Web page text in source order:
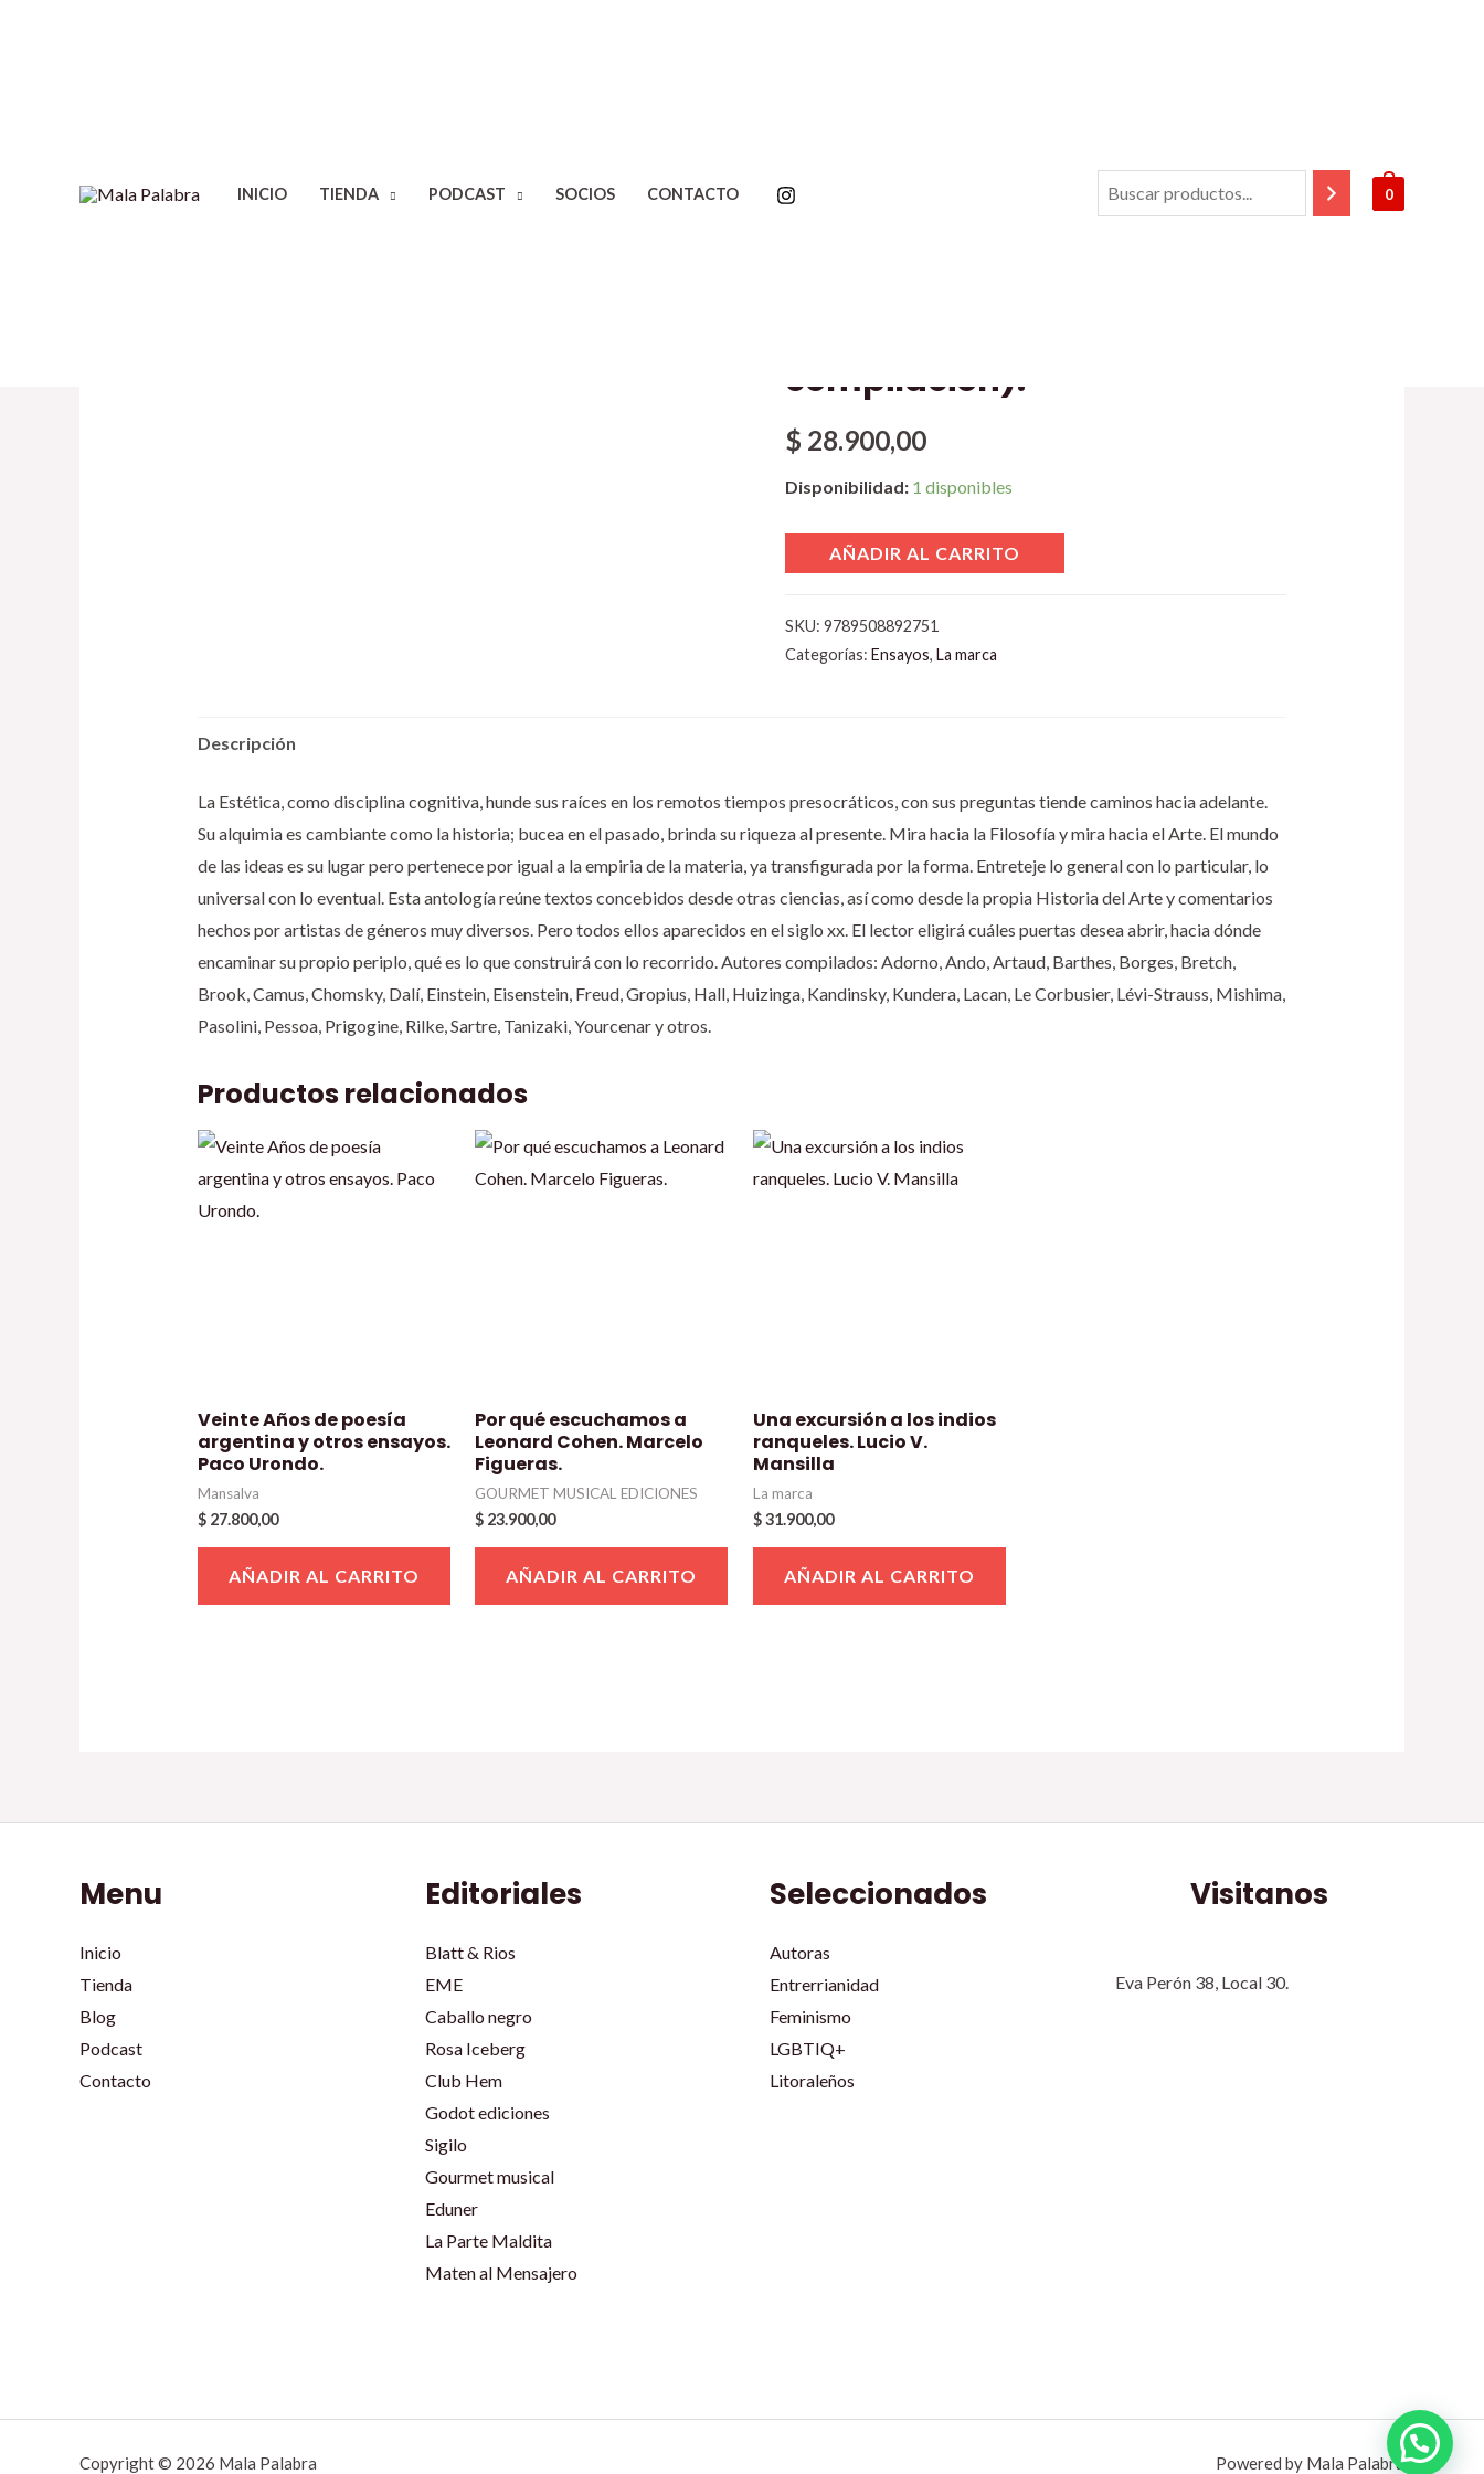
INICIO TIENDA PODCAST SOCIOS CONTACTO 0
ciencia del siglo XX. Marta Zátonyi (texto y compilación).
compilación).
$ 28.900,00
Disponibilidad: 1 disponibles
AÑADIR AL CARRITO
SKU:9789508892751
Categorías:Ensayos,La marca
Descripción
La Estética, como disciplina cognitiva, hunde sus raíces en los remotos tiempos presocráticos, con sus preguntas tiende caminos hacia adelante.
Su alquimia es cambiante como la historia; bucea en el pasado, brinda su riqueza al presente. Mira hacia la Filosofía y mira hacia el Arte. El mundo
de las ideas es su lugar pero pertenece por igual a la empiria de la materia, ya transfigurada por la forma. Entreteje lo general con lo particular, lo
universal con lo eventual. Esta antología reúne textos concebidos desde otras ciencias, así como desde la propia Historia del Arte y comentarios
hechos por artistas de géneros muy diversos. Pero todos ellos aparecidos en el siglo xx. El lector eligirá cuáles puertas desea abrir, hacia dónde
encaminar su propio periplo, qué es lo que construirá con lo recorrido. Autores compilados: Adorno, Ando, Artaud, Barthes, Borges, Bretch,
Brook, Camus, Chomsky, Dalí, Einstein, Eisenstein, Freud, Gropius, Hall, Huizinga, Kandinsky, Kundera, Lacan, Le Corbusier, Lévi-Strauss, Mishima,
Pasolini, Pessoa, Prigogine, Rilke, Sartre, Tanizaki, Yourcenar y otros.
Productos relacionados
Veinte Años de poesía
argentina y otros ensayos.
Paco Urondo.
Mansalva
$27.800,00
AÑADIR AL CARRITO
Por qué escuchamos a
Leonard Cohen. Marcelo
Figueras.
GOURMET MUSICAL EDICIONES
$ 23.900,00
AÑADIR AL CARRITO
Una excursión a los indios
ranqueles. Lucio V.
Mansilla
La marca
$31.900,00
AÑADIR AL CARRITO
Menu
Inicio
Tienda
Blog
Podcast
Contacto
Editoriales
Blatt & Rios
EME
Caballo negro
Rosa Iceberg
Club Hem
Godot ediciones
Sigilo
Gourmet musical
Eduner
La Parte Maldita
Maten al Mensajero
Seleccionados
Autoras
Entrerrianidad
Feminismo
LGBTIQ+
Litoraleños
Visitanos
Eva Perón 38, Local 30.
Copyright © 2026 Mala Palabra Powered by Mala Palabra